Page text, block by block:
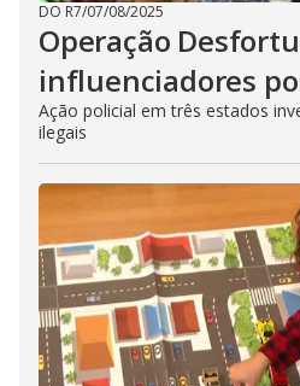
DO R7/07/08/2025
Operação
influenciadores
Ação policial em três estados
ilegais